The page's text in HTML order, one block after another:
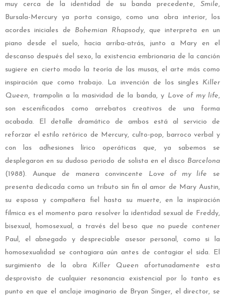
muy cerca de la identidad de su banda precedente, Smile,
Bursala-Mercury ya porta consigo, como una obra interior, los
acordes iniciales de Bohemian Rhapsody, que interpreta en un
piano desde el suelo, hacia arriba-atrás, junto a Mary en el
descanso después del sexo, la existencia embrionaria de la canción
sugiere en cierto modo la teoría de las musas, el arte más como
inspiración que como trabajo. La invención de los singles Killer
Queen, trampolín a la masividad de la banda, y Love of my life,
son escenificados como arrebatos creativos de una forma
acabada. El detalle dramático de ambos está al servicio de
reforzar el estilo retórico de Mercury, culto-pop, barroco verbal y
con las adhesiones lírico operáticas que, ya sabemos se
desplegaron en su dudoso periodo de solista en el disco Barcelona
(1988). Aunque de manera convincente Love of my life se
presenta dedicada como un tributo sin fin al amor de Mary Austin,
su esposa y compañera fiel hasta su muerte, en la inspiración
fílmica es el momento para resolver la identidad sexual de Freddy,
bisexual, homosexual, a través del beso que no puede contener
Paul, el abnegado y despreciable asesor personal, como si la
homosexualidad se contagiara aún antes de contagiar el sida. El
surgimiento de la obra Killer Queen afortunadamente esta
desprovisto de cualquier resonancia existencial por lo tanto es
punto en que el anclaje imaginario de Bryan Singer, el director, se